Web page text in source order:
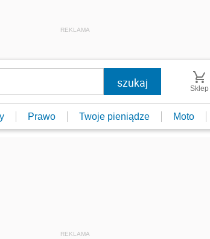
REKLAMA
Sklep
Prawo Twoje pieniądze Moto